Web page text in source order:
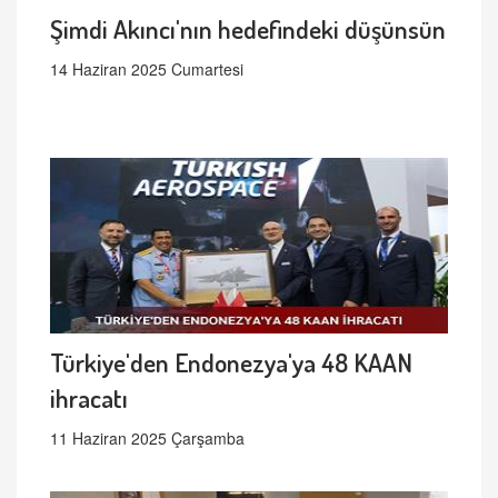
Şimdi Akıncı'nın hedefindeki düşünsün
14 Haziran 2025 Cumartesi
Türkiye'den Endonezya'ya 48 KAAN
ihracatı
11 Haziran 2025 Çarşamba